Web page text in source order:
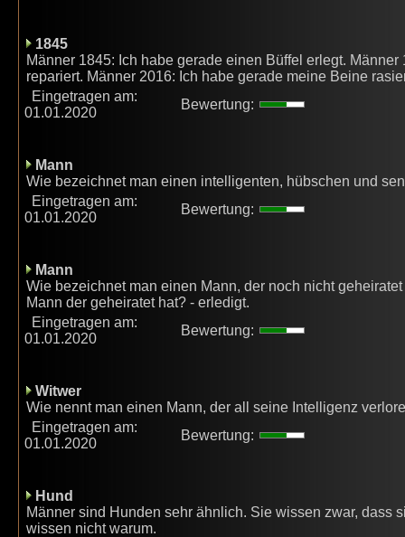
1845
Männer 1845: Ich habe gerade einen Büffel erlegt.
repariert. Männer 2016: Ich habe gerade meine Beine
Eingetragen am:
01.01.2020
Bewertung:
Mann
Wie bezeichnet man einen intelligenten, hübschen und
Eingetragen am:
01.01.2020
Bewertung:
Mann
Wie bezeichnet man einen Mann, der noch nicht
Mann der geheiratet hat? - erledigt.
Eingetragen am:
01.01.2020
Bewertung:
Witwer
Wie nennt man einen Mann, der all seine Intelligenz
Eingetragen am:
01.01.2020
Bewertung:
Hund
Männer sind Hunden sehr ähnlich. Sie wissen zwar, dass
wissen nicht warum.